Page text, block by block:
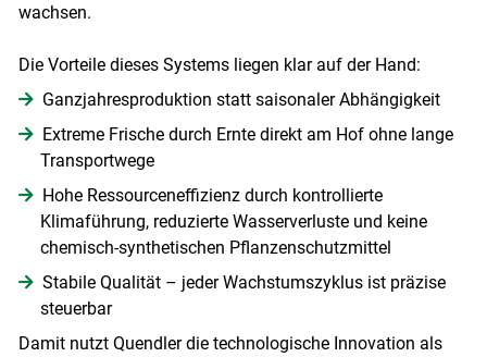
wachsen.
Die Vorteile dieses Systems liegen klar auf der Hand:
Ganzjahresproduktion statt saisonaler Abhängigkeit
Extreme Frische durch Ernte direkt am Hof ohne lange
Transportwege
Hohe Ressourceneffizienz durch kontrollierte
Klimaführung, reduzierte Wasserverluste und keine
chemisch-synthetischen Pflanzenschutzmittel
Stabile Qualität – jeder Wachstumszyklus ist präzise
steuerbar
Damit nutzt Quendler die technologische Innovation als